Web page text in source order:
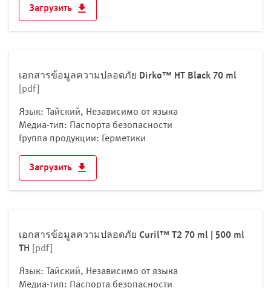
Загрузить
เอกสารข้อมูลความปลอดภัย Dirko™ HT Black 70 ml
[pdf]
Язык: Тайский, Независимо от языка
Медиа-тип: Паспорта безопасности
Группа продукции: Герметики
Загрузить
เอกสารข้อมูลความปลอดภัย Curil™ T2 70 ml | 500 ml
TH
[pdf]
Язык: Тайский, Независимо от языка
Медиа-тип: Паспорта безопасности